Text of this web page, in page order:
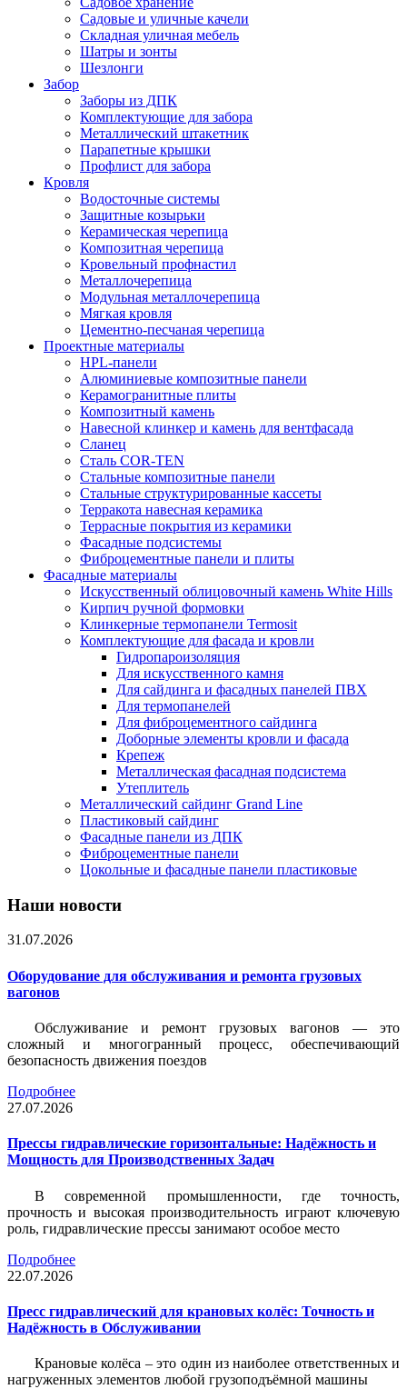
Садовые и уличные качели
Складная уличная мебель
Шатры и зонты
Шезлонги
Забор
Заборы из ДПК
Комплектующие для забора
Металлический штакетник
Парапетные крышки
Профлист для забора
Кровля
Водосточные системы
Защитные козырьки
Керамическая черепица
Композитная черепица
Кровельный профнастил
Металлочерепица
Модульная металлочерепица
Мягкая кровля
Цементно-песчаная черепица
Проектные материалы
HPL-панели
Алюминиевые композитные панели
Керамогранитные плиты
Композитный камень
Навесной клинкер и камень для вентфасада
Сланец
Сталь COR-TEN
Стальные композитные панели
Стальные структурированные кассеты
Терракота навесная керамика
Террасные покрытия из керамики
Фасадные подсистемы
Фиброцементные панели и плиты
Фасадные материалы
Искусственный облицовочный камень White Hills
Кирпич ручной формовки
Клинкерные термопанели Termosit
Комплектующие для фасада и кровли
Гидропароизоляция
Для искусственного камня
Для сайдинга и фасадных панелей ПВХ
Для термопанелей
Для фиброцементного сайдинга
Доборные элементы кровли и фасада
Крепеж
Металлическая фасадная подсистема
Утеплитель
Металлический сайдинг Grand Line
Пластиковый сайдинг
Фасадные панели из ДПК
Фиброцементные панели
Цокольные и фасадные панели пластиковые
Наши новости
31.07.2026
Оборудование для обслуживания и ремонта грузовых
вагонов
Обслуживание и ремонт грузовых вагонов — это
сложный и многогранный процесс, обеспечивающий
безопасность движения поездов
Подробнее
27.07.2026
Прессы гидравлические горизонтальные: Надёжность и
Мощность для Производственных Задач
В современной промышленности, где точность,
прочность и высокая производительность играют ключевую
роль, гидравлические прессы занимают особое место
Подробнее
22.07.2026
Пресс гидравлический для крановых колёс: Точность и
Надёжность в Обслуживании
Крановые колёса – это один из наиболее ответственных и
нагруженных элементов любой грузоподъёмной машины